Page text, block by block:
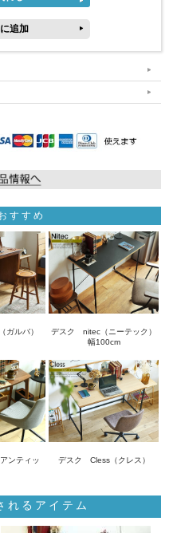
すすめ
ルバ）
デスク nitec（ニーテック）
幅100cm
ンティッ
デスク Cless（クレス）
れるアイテム